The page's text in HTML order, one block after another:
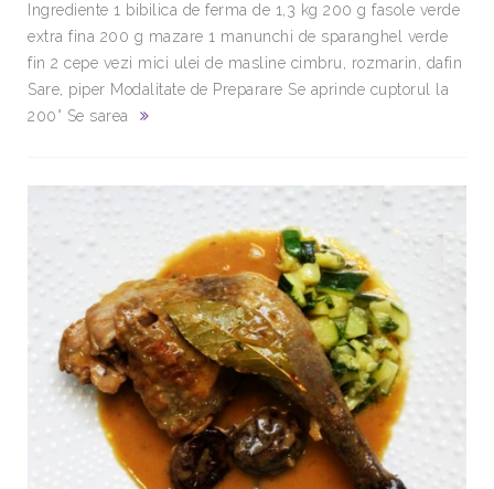
Ingrediente 1 bibilica de ferma de 1,3 kg 200 g fasole verde
extra fina 200 g mazare 1 manunchi de sparanghel verde
fin 2 cepe vezi mici ulei de masline cimbru, rozmarin, dafin
Sare, piper Modalitate de Preparare Se aprinde cuptorul la
200° Se sarea